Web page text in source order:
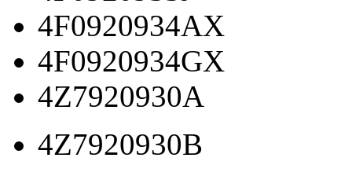
4F0920934AX
4F0920934GX
4Z7920930A
4Z7920930B